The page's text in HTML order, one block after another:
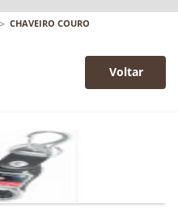
CHAVEIRO COURO
Voltar